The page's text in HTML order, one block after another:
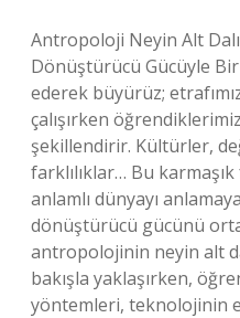
Antropoloji Neyin Alt
Dönüştürücü Gücüyle
ederek büyürüz;
çalışırken
şekillendirir. Kültürler,
farklılıklar… Bu
anlamlı dünyayı
dönüştürücü gücünü
antropolojinin neyin alt
bakışla yaklaşırken,
yöntemleri, teknolojinin